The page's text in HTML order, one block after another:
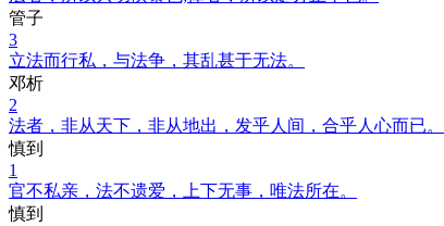
管子
3
立法而行私，与法争，其乱甚于无法。
邓析
2
法者，非从天下，非从地出，发乎人间，合乎人心而已。
慎到
1
官不私亲，法不遗爱，上下无事，唯法所在。
慎到